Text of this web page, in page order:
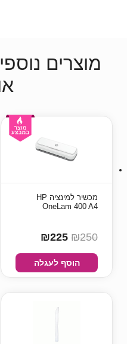
מוצרים
מכשיר למינציה HP
OneLam 400 A4
₪250
הוסף לעגלה